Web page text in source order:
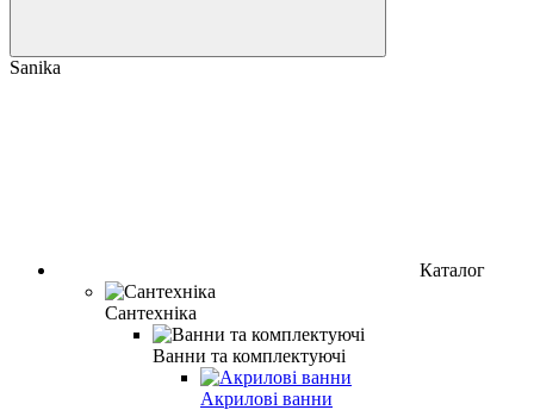
Sanika
Каталог
Сантехніка
Ванни та комплектуючі
Акрилові ванни